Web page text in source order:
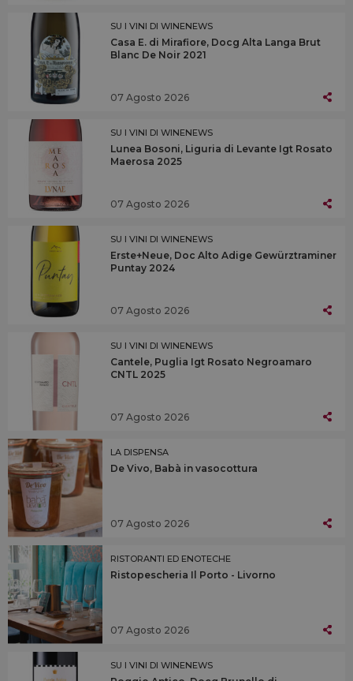
SU I VINI DI WINENEWS
Casa E. di Mirafiore, Docg Alta Langa Brut
Blanc De Noir 2021
07 Agosto 2026
SU I VINI DI WINENEWS
Lunea Bosoni, Liguria di Levante Igt Rosato
Maerosa 2025
07 Agosto 2026
SU I VINI DI WINENEWS
Erste+Neue, Doc Alto Adige Gewürztraminer
Puntay 2024
07 Agosto 2026
SU I VINI DI WINENEWS
Cantele, Puglia Igt Rosato Negroamaro
CNTL 2025
07 Agosto 2026
LA DISPENSA
De Vivo, Babà in vasocottura
07 Agosto 2026
RISTORANTI ED ENOTECHE
Ristopescheria Il Porto - Livorno
07 Agosto 2026
SU I VINI DI WINENEWS